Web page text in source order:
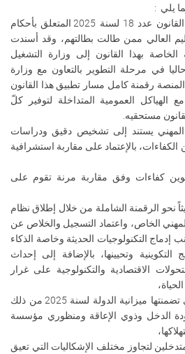
يلي :
✅ إنّ الدّولة مُلتزمة بتطبيق القانون عدد 18 لسنة 2025 المتعلق بأحكام
العالي ممن طالت بطالتهم، وقد أسندت
بهذا القانون إلى وزارة التشغيل
في مرحلة التطوير بالتعاون مع وزارة
رقمنة كامل مسار تطبيق هذا القانون
الهياكل العمومية المتداخلة لتوفير كلّ
مستحقيه.
يستند إلى تشخيص دقيق ودراسات
بالإعتماد على مقاربة استشرافية
كفاءات وفق مقاربة مرنة تقوم على
نحو الرقمنة الشاملة من خلال إطلاق نظام
الخاص، واعتماد التسجيل والخلاص عن
إدماج التكنولوجيات الحديثة وخاصة الذكاء
وتحيينها، بالإضافة إلى إحداث
الاقتصادية والتكنولوجية على غرار
✅أنّ كل خطوط التمويل التي تضمنتها ميزانية الدولة لسنة 2025 من ذلك
الدخل وذوي الإعاقة ومنظوري مؤسسة
لتجاوز مختلف الإشكاليات التي تعيق